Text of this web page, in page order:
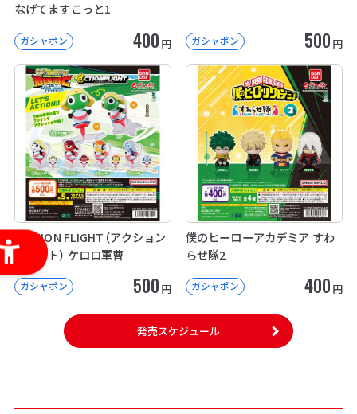
なげてますこっと1
ガシャポン 400 円 ガシャポン 500 円
＠CTION FLIGHT（アクション
フライト） ケロロ軍曹
ガシャポン 500 円
僕のヒーローアカデミア すわ
らせ隊2
ガシャポン 400 円
発売スケジュール